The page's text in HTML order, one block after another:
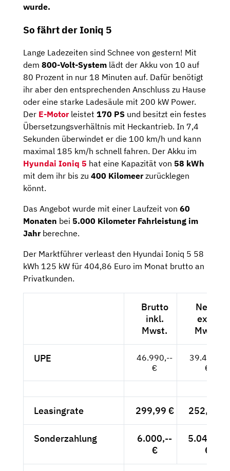
wurde.
So fährt der Ioniq 5
Lange Ladezeiten sind Schnee von gestern! Mit
dem 800-Volt-System lädt der Akku von 10 auf
80 Prozent in nur 18 Minuten auf. Dafür benötigt
ihr aber den entsprechenden Anschluss zu Hause
oder eine starke Ladesäule mit 200 kW Power.
Der E-Motorleistet 170 PS und besitzt ein festes
Übersetzungsverhältnis mit Heckantrieb. In 7,4
Sekunden überwindet er die 100 km/h und kann
maximal 185 km/h schnell fahren. Der Akku im
Hyundai Ioniq 5 hat eine Kapazität von 58 kWh
mit dem ihr bis zu 400 Kilomeerzurücklegen
könnt.
Das Angebot wurde mit einer Laufzeit von 60
Monaten bei 5.000 Kilometer Fahrleistung im
Jahrberechne.
Der Marktführer verleast den Hyundai Ioniq 5 58
kWh 125 kW für 404,86 Euro im Monat brutto an
Privatkunden.
Brutto
inkl.
Mwst.
Netto
exkl.
Mwst.
UPE
46.990,--
€
39.487,--
€
Leasingrate 299,99 € 252,09 €
Sonderzahlung
6.000,--
€
5.042,02
€